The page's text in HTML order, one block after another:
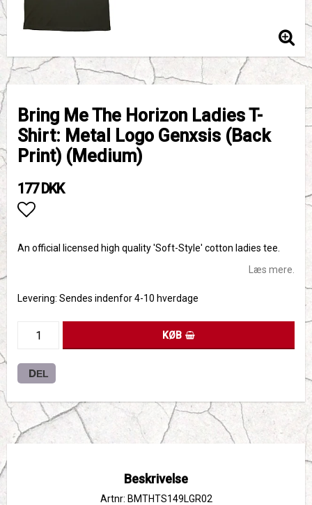
Bring Me The Horizon Ladies T-
Shirt: Metal Logo Genxsis (Back
Print) (Medium)
177 DKK
An official licensed high quality 'Soft-Style' cotton ladies tee.
Læs mere.
Levering: Sendes indenfor 4-10 hverdage
KØB
DEL
Beskrivelse
Artnr: BMTHTS149LGR02